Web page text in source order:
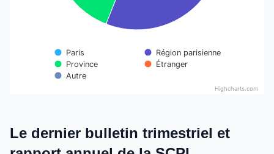
Paris
Région parisienne
Province
Étranger
Autre
Highcharts.com
Le dernier bulletin trimestriel et